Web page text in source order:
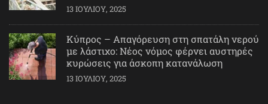
13 ΙΟΥΛΊΟΥ, 2025
Κύπρος – Απαγόρευση στη σπατάλη νερού
με λάστιχο: Νέος νόμος φέρνει αυστηρές
κυρώσεις για άσκοπη κατανάλωση
13 ΙΟΥΛΊΟΥ, 2025